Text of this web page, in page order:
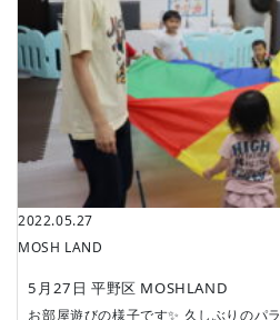
2022.05.27
MOSH LAND
5月27日 平野区 MOSHLAND
お部屋遊びの様子です✨ 久しぶりのパ